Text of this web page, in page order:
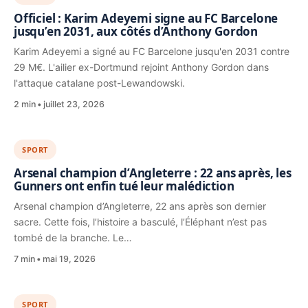
Officiel : Karim Adeyemi signe au FC Barcelone
jusqu’en 2031, aux côtés d’Anthony Gordon
Karim Adeyemi a signé au FC Barcelone jusqu'en 2031 contre
29 M€. L'ailier ex-Dortmund rejoint Anthony Gordon dans
l'attaque catalane post-Lewandowski.
2 min juillet 23, 2026
SPORT
Arsenal champion d’Angleterre : 22 ans après, les
Gunners ont enfin tué leur malédiction
Arsenal champion d’Angleterre, 22 ans après son dernier
sacre. Cette fois, l’histoire a basculé, l’Éléphant n’est pas
tombé de la branche. Le…
7 min mai 19, 2026
SPORT